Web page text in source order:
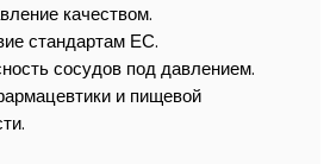
качеством.
стандартам ЕС.
сосудов под давлением.
и пищевой